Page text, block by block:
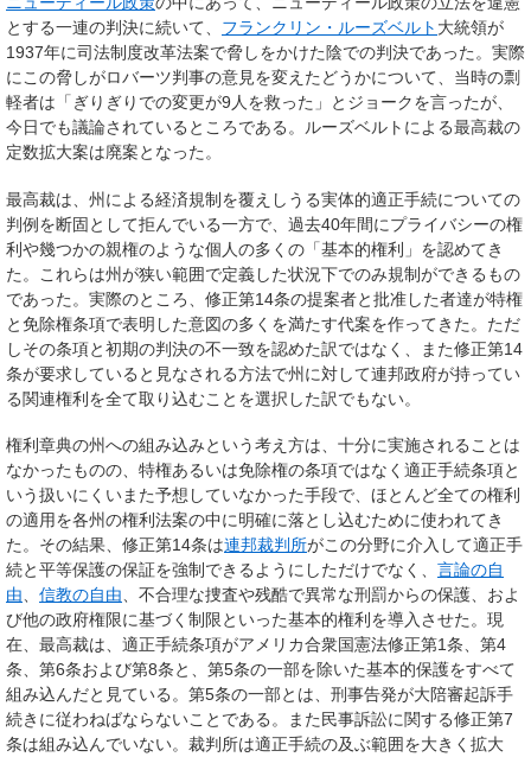
とする一連の判決に続いて、 フランクリン・ルーズベルト 大統領が
1937年に司法制度改革法案で脅しをかけた陰での判決であった。実際
にこの脅しがロバーツ判事の意見を変えたどうかについて、当時の剽
軽者は「ぎりぎりでの変更が9人を救った」とジョークを言ったが、
今日でも議論されているところである。ルーズベルトによる最高裁の
定数拡大案は廃案となった。
最高裁は、州による経済規制を覆えしうる実体的適正手続についての
判例を断固として拒んでいる一方で、過去40年間にプライバシーの権
利や幾つかの親権のような個人の多くの「基本的権利」を認めてき
た。これらは州が狭い範囲で定義した状況下でのみ規制ができるもの
であった。実際のところ、修正第14条の提案者と批准した者達が特権
と免除権条項で表明した意図の多くを満たす代案を作ってきた。ただ
しその条項と初期の判決の不一致を認めた訳ではなく、また修正第14
条が要求していると見なされる方法で州に対して連邦政府が持ってい
る関連権利を全て取り込むことを選択した訳でもない。
権利章典の州への組み込みという考え方は、十分に実施されることは
なかったものの、特権あるいは免除権の条項ではなく適正手続条項と
いう扱いにくいまた予想していなかった手段で、ほとんど全ての権利
の適用を各州の権利法案の中に明確に落とし込むために使われてき
た。その結果、修正第14条は連邦裁判所がこの分野に介入して適正手
続と平等保護の保証を強制できるようにしただけでなく、 言論の自
由、 信教の自由、不合理な捜査や残酷で異常な刑罰からの保護、およ
び他の政府権限に基づく制限といった基本的権利を導入させた。現
在、最高裁は、適正手続条項がアメリカ合衆国憲法修正第1条、第4
条、第6条および第8条と、第5条の一部を除いた基本的保護をすべて
組み込んだと見ている。第5条の一部とは、刑事告発が大陪審起訴手
続きに従わねばならないことである。また民事訴訟に関する修正第7
条は組み込んでいない。裁判所は適正手続の及ぶ範囲を大きく拡大